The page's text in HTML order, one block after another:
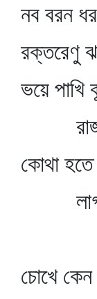
নব বরন
রক্তরেণু
ভয়ে
কোথা হতে
লাগল
চোখে কেন